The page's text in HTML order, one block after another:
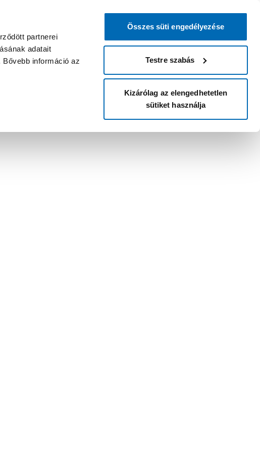
partnerei
adatait
információ az
Összes süti engedélyezése
Testre szabás
Kizárólag az elengedhetetlen
sütiket használja